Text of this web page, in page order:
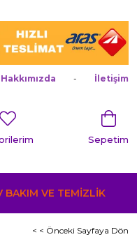
Hakkımızda İletişim
Sepetim
BAKIM VE TEMİZLİK
< < Önceki Sayfaya Dön